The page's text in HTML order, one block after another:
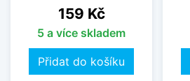
Cena
159 Kč
5 a více skladem
Přidat do košíku